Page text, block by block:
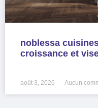
noblessa
croissance et
août 3, 2026 Aucun